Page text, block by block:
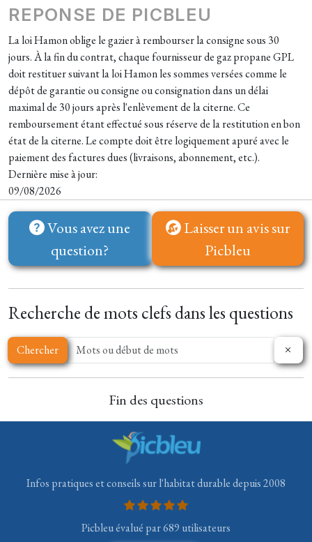
REPONSE DE PICBLEU
La loi Hamon oblige le gazier à rembourser la consigne sous 30
jours. À la fin du contrat, chaque fournisseur de gaz propane GPL
doit restituer suivant la loi Hamon les sommes versées comme le
dépôt de garantie ou consigne ou consignation dans un délai
maximal de 30 jours après l'enlèvement de la citerne. Ce
remboursement étant effectué sous réserve de la restitution en bon
état de la citerne. Le compte doit être logiquement apuré avec le
paiement des factures dues (livraisons, abonnement, etc.).
Dernière mise à jour:
09/08/2026
Vous avez une
question?
Laisser un avis sur
Picbleu
Recherche de mots clefs dans les questions
Chercher
Fin des questions
Infos pratiques et conseils sur l'habitat durable depuis 2008
Picbleu évalué par 689 utilisateurs